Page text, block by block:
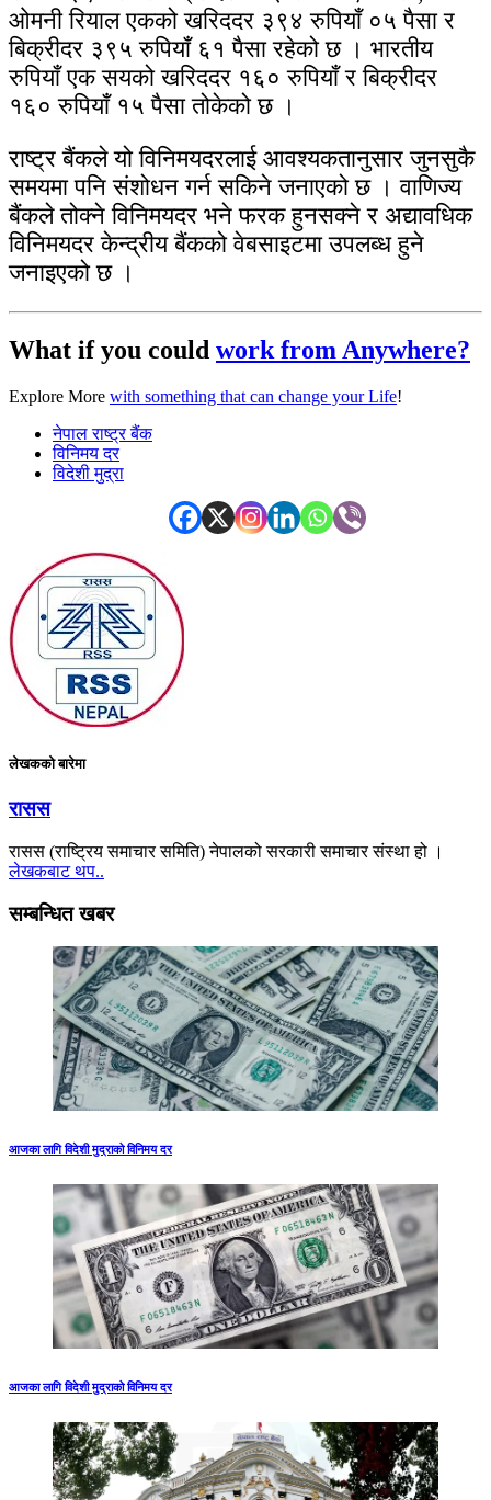
ओमनी रियाल एकको खरिददर ३९४ रुपियाँ ०५ पैसा र
बिक्रीदर ३९५ रुपियाँ ६१ पैसा रहेको छ । भारतीय
रुपियाँ एक सयको खरिददर १६० रुपियाँ र बिक्रीदर
१६० रुपियाँ १५ पैसा तोकेको छ ।
राष्ट्र बैंकले यो विनिमयदरलाई आवश्यकतानुसार जुनसुकै
समयमा पनि संशोधन गर्न सकिने जनाएको छ । वाणिज्य
बैंकले तोक्ने विनिमयदर भने फरक हुनसक्ने र अद्यावधिक
विनिमयदर केन्द्रीय बैंकको वेबसाइटमा उपलब्ध हुने
जनाइएको छ ।
What if you could work from Anywhere?
Explore More with something that can change your Life!
नेपाल राष्ट्र बैंक
विनिमय दर
विदेशी मुद्रा
लेखकको बारेमा
रासस
रासस (राष्ट्रिय समाचार समिति) नेपालको सरकारी समाचार संस्था हो ।
लेखकबाट थप..
सम्बन्धित खबर
आजका लागि विदेशी मुद्राको विनिमय दर
आजका लागि विदेशी मुद्राको विनिमय दर